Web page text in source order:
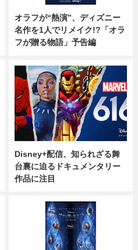
オラフが“熱演”、ディズニー
名作を1人でリメイク!?「オラ
フが贈る物語」予告編
Disney+配信、知られざる舞
台裏に迫るドキュメンタリー
作品に注目